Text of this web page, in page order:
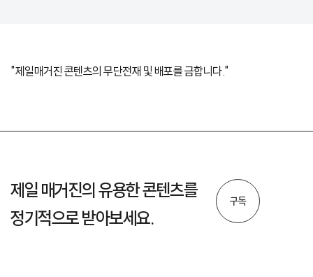
"제일매거진 콘텐츠의 무단전재 및 배포를 금합니다."
제일 매거진의 유용한 콘텐츠를
정기적으로 받아보세요.
구독